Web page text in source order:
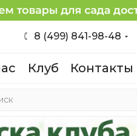
8 (499) 841-98-48
Клуб Контакты